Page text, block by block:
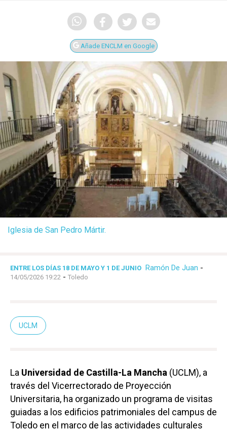
Añade ENCLM en Google
Iglesia de San Pedro Mártir.
ENTRE LOS DÍAS 18 DE MAYO Y 1 DE JUNIO Ramón De Juan -
14/05/2026 19:22 - Toledo
UCLM
La Universidad de Castilla-La Mancha (UCLM), a
través del Vicerrectorado de Proyección
Universitaria, ha organizado un programa de visitas
guiadas a los edificios patrimoniales del campus de
Toledo en el marco de las actividades culturales